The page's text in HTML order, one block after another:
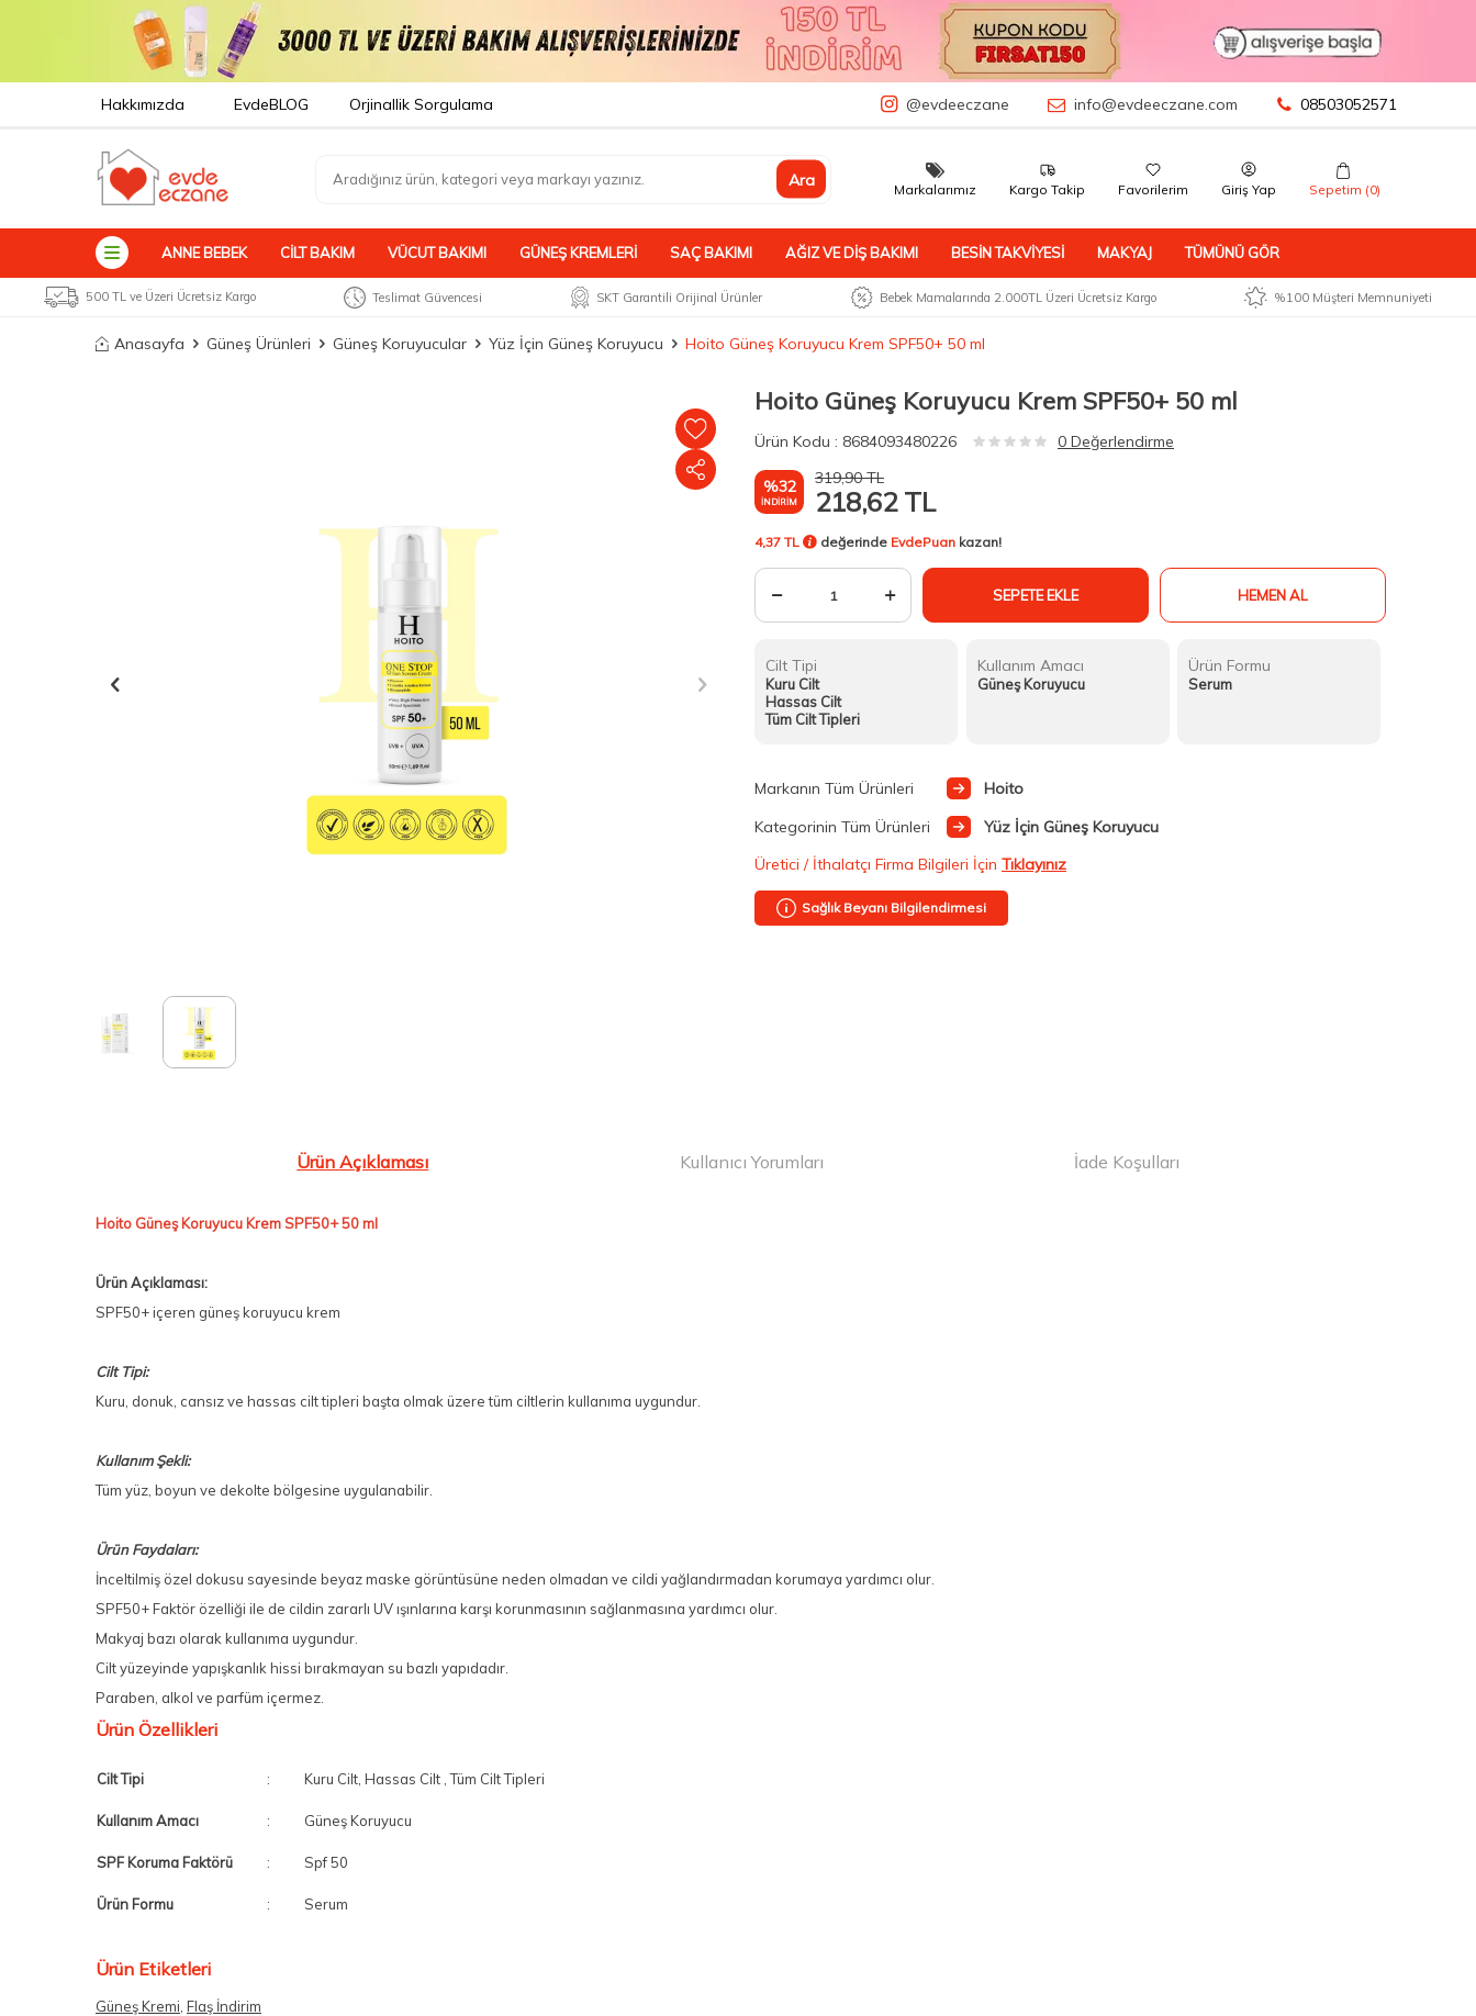
Hakkımızda EvdeBLOG Orjinallik Sorgulama @evdeeczane info@evdeeczane.com 08503052571
Ara Markalarımız Kargo Takip Favorilerim Giriş Yap Sepetim (0)
ANNE BEBEK CILT BAKIM VÜCUT BAKIMI GÜNEŞ KREMLERI SAÇ BAKIMI AĞIZ VE DIŞ BAKIMI BESIN TAKVIYESI MAKYAJ TÜMÜNÜ GÖR
500 TL ve Üzeri Ücretsiz Kargo Teslimat Güvencesi SKT Garantili Orijinal Ürünler Bebek Mamalarında 2.000TL Üzeri Ücretsiz Kargo %100 Müşteri Memnuniyeti
Anasayfa Güneş Ürünleri Güneş Koruyucular Yüz İçin Güneş Koruyucu Hoito Güneş Koruyucu Krem SPF50+ 50 ml
Hoito Güneş Koruyucu Krem SPF50+ 50 ml
Ürün Kodu : 8684093480226 0 Değerlendirme
%32
İNDIRIM
319,90TL
218,62TL
4,37 TL değerinde EvdePuan kazan!
SEPETE EKLE HEMEN AL
Cilt Tipi
Kuru Cilt
Hassas Cilt
Tüm Cilt Tipleri
Kullanım Amacı
Güneş Koruyucu
Ürün Formu
Serum
Markanın Tüm Ürünleri
Hoito
Kategorinin Tüm Ürünleri
Yüz İçin Güneş Koruyucu
Üretici / İthalatçı Firma Bilgileri İçin Tıklayınız
Sağlık Beyanı Bilgilendirmesi
Ürün Açıklaması Kullanıcı Yorumları İade Koşulları
Hoito Güneş Koruyucu Krem SPF50+ 50 ml
Ürün Açıklaması:
SPF50+ içeren güneş koruyucu krem
Cilt Tipi:
Kuru, donuk, cansız ve hassas cilt tipleri başta olmak üzere tüm ciltlerin kullanıma uygundur.
Kullanım Şekli:
Tüm yüz, boyun ve dekolte bölgesine uygulanabilir.
Ürün Faydaları:
İnceltilmiş özel dokusu sayesinde beyaz maske görüntüsüne neden olmadan ve cildi yağlandırmadan korumaya yardımcı olur.
SPF50+ Faktör özelliği ile de cildin zararlı UV ışınlarına karşı korunmasının sağlanmasına yardımcı olur.
Makyaj bazı olarak kullanıma uygundur.
Cilt yüzeyinde yapışkanlık hissi bırakmayan su bazlı yapıdadır.
Paraben, alkol ve parfüm içermez.
Ürün Özellikleri
Cilt Tipi : Kuru Cilt, Hassas Cilt , Tüm Cilt Tipleri
Kullanım Amacı : Güneş Koruyucu
SPF Koruma Faktörü : Spf 50
Ürün Formu : Serum
Ürün Etiketleri
Güneş Kremi, Flaş İndirim